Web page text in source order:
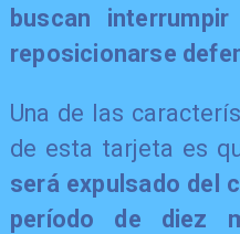
buscan
reposicionarse
Una de las
de esta tarjeta es
será expulsado del
período de diez